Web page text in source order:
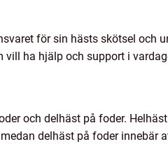
för sin hästs skötsel och
ha hjälp och support i
och delhäst på foder.
delhäst på foder innebär